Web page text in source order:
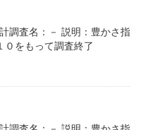
調査名：－ 説明：豊かさ指
をもって調査終了